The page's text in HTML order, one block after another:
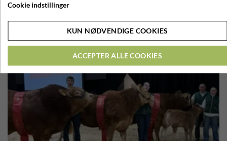
Cookie indstillinger
KUN NØDVENDIGE COOKIES
ACCEPTER ALLE COOKIES